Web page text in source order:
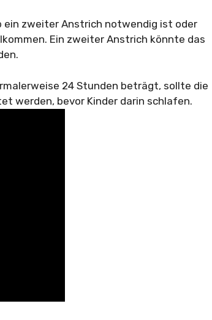
ein zweiter Anstrich notwendig ist oder
Ein zweiter Anstrich könnte das
24 Stunden beträgt, sollte die
werden, bevor Kinder darin schlafen.